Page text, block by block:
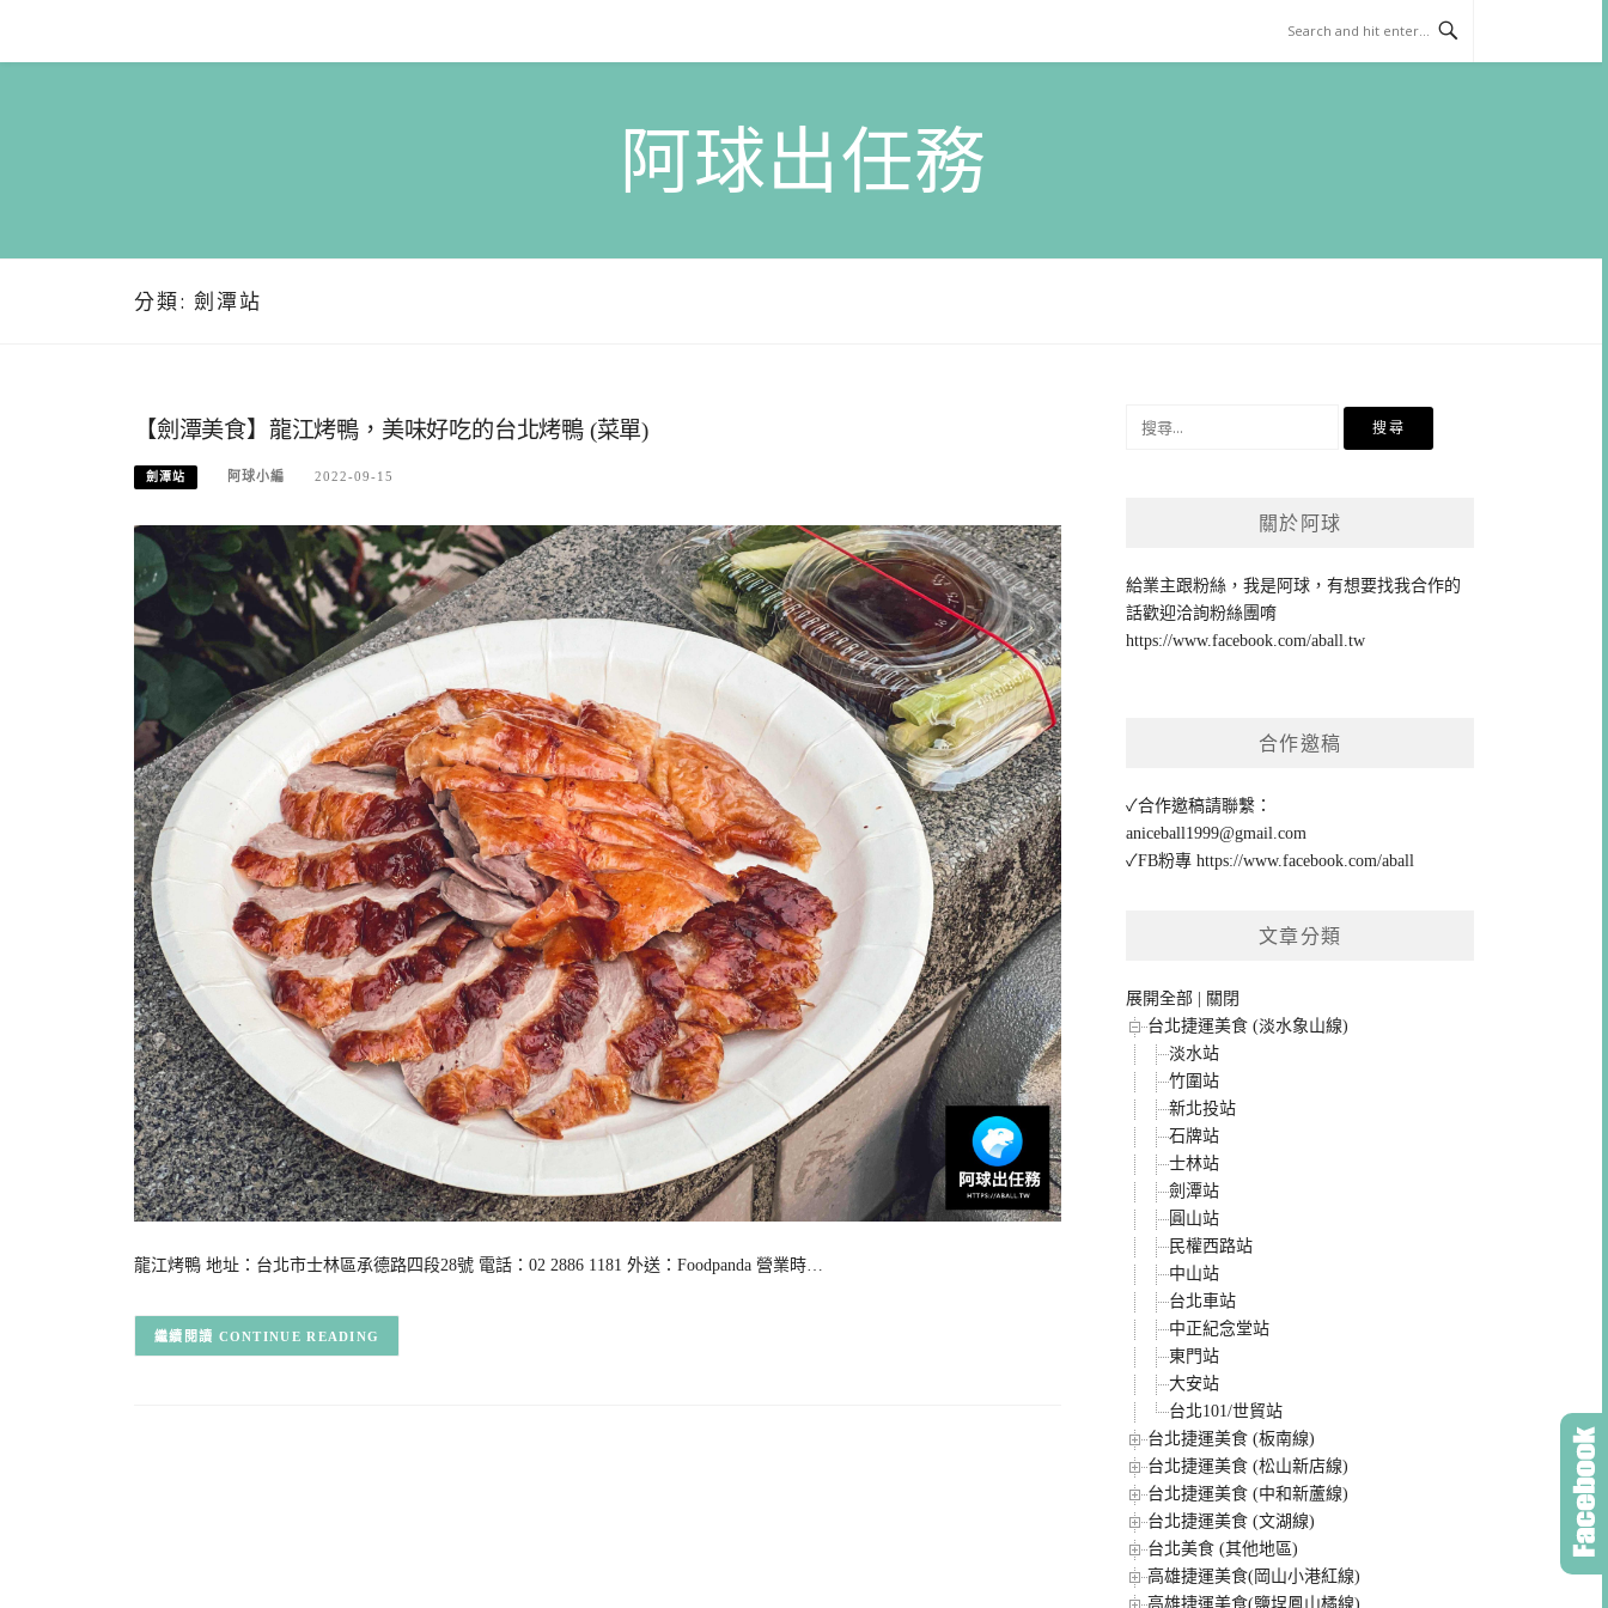
content
阿球出任務
分類: 劍潭站
【劍潭美食】龍江烤鴨，美味好吃的台北烤鴨 (菜單)
劍潭站 阿球小編 2022-09-15
龍江烤鴨 地址：台北市士林區承德路四段28號 電話：02 2886 1181 外送：Foodpanda 營業時…
CONTINUE READING
關於阿球
給業主跟粉絲，我是阿球，有想要找我合作的
話歡迎洽詢粉絲團唷
https://www.facebook.com/aball.tw
合作邀稿
✓合作邀稿請聯繫：
aniceball1999@gmail.com
✓FB粉專https://www.facebook.com/aball
文章分類
展開全部
關閉
台北捷運美食 (淡水象山線)
淡水站
竹圍站
新北投站
石牌站
士林站
劍潭站
圓山站
民權西路站
中山站
台北車站
中正紀念堂站
東門站
大安站
台北101/世貿站
台北捷運美食 (板南線)
台北捷運美食 (松山新店線)
台北捷運美食 (中和新蘆線)
台北捷運美食 (文湖線)
台北美食 (其他地區)
高雄捷運美食(岡山小港紅線)
高雄捷運美食(鹽埕鳳山橘線)